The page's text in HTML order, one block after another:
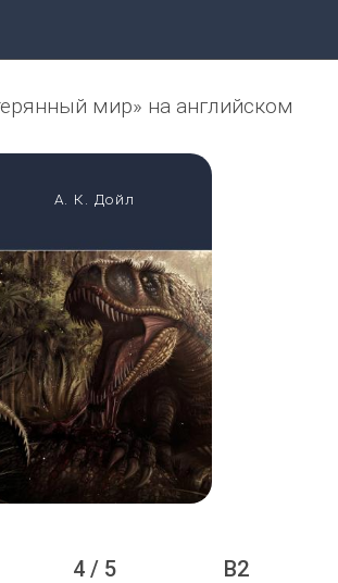
мир» на английском
А. К. Дойл
4 / 5 B2